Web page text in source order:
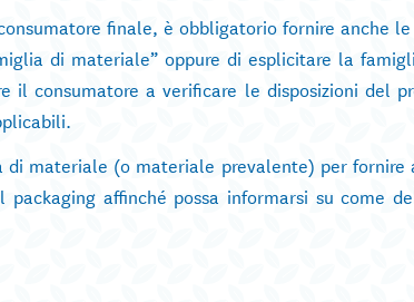
finale, è obbligatorio fornire anche
di materiale” oppure di esplicitare la
il consumatore a verificare le disposizioni del
di materiale (o materiale prevalente) per fornire
affinché possa informarsi su come